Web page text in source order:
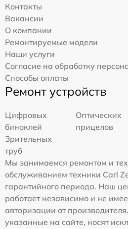
Контакты
Вакансии
О компании
Ремонтируемые модели
Наши услуги
Согласие на обработку
Способы оплаты
Ремонт устройств
Цифровых
биноклей
Оптических
прицелов
Зрительных
труб
Мы занимаемся ремонтом и
обслуживанием техники Carl
гарантийного периода. Наш
работает независимо и не
авторизации от
указанные на сайте, носят